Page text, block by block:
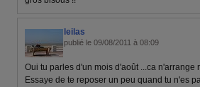
leilas
publié le 09/08/2011 à 08:09
Oui tu parles d'un mois d'août ...ca n'arrange
Essaye de te reposer un peu quand tu n'es